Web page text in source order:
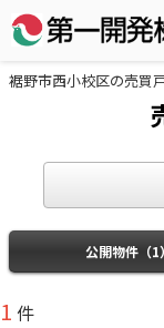
裾野市西小校区の売買
公開物件（1）
1 件